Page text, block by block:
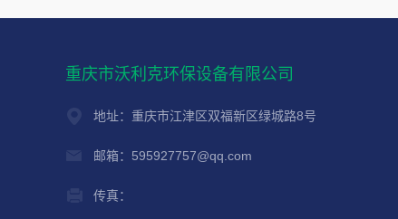
重庆市沃利克环保设备有限公司
地址：重庆市江津区双福新区绿城路8号
邮箱：595927757@qq.com
传真：